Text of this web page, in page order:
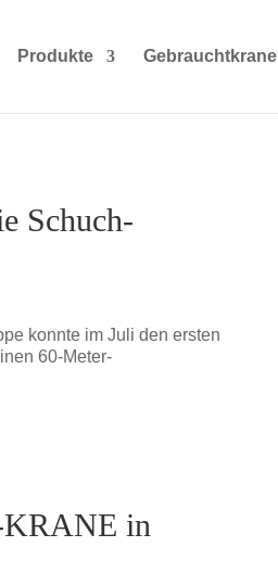
Produkte Gebrauchtkrane
Schuch-
konnte im Juli den ersten
60-Meter-
KRANE in